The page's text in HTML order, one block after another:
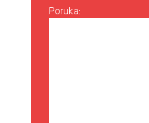
Poruka: